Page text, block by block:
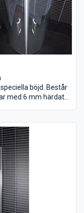
böjd. Består
med 6 mm härdat
och finns i